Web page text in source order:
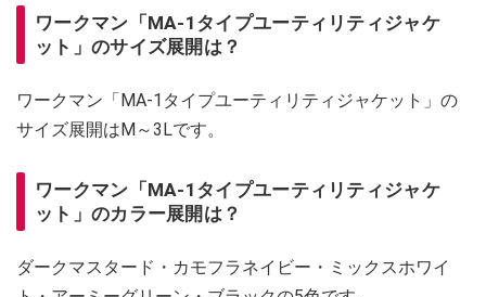
ワークマン「MA-1タイプユーティリティジャケ
ット」のサイズ展開は？
ワークマン「MA-1タイプユーティリティジャケット」の
サイズ展開はM～3Lです。
ワークマン「MA-1タイプユーティリティジャケ
ット」のカラー展開は？
ダークマスタード・カモフラネイビー・ミックスホワイ